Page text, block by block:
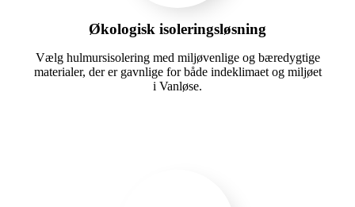
Økologisk isoleringsløsning
Vælg hulmursisolering med miljøvenlige og bæredygtige
materialer, der er gavnlige for både indeklimaet og miljøet
i Vanløse.